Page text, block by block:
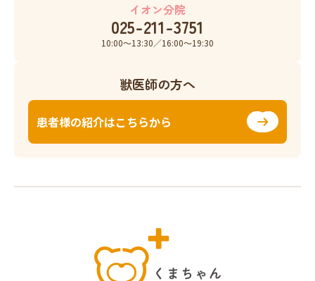
イオン分院
025-211-3751
10:00〜13:30／16:00〜19:30
獣医師の方へ
患者様の紹介はこちらから